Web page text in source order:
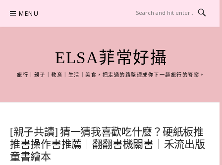
content
MENU
ELSA菲常好攝
旅行｜親子｜教育｜生活｜美食，把走過的路整理成你下一趟旅行的答案。
[親子共讀] 猜一猜我喜歡吃什麼？硬紙板推
推書操作書推薦｜翻翻書機關書｜禾流出版
童書繪本